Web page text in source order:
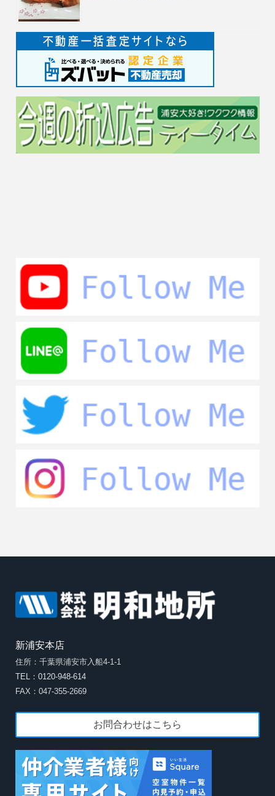
新浦安本店
住所：千葉県浦安市入船4-1-1
TEL：0120-948-614
FAX：047-355-2669
お問合わせはこちら